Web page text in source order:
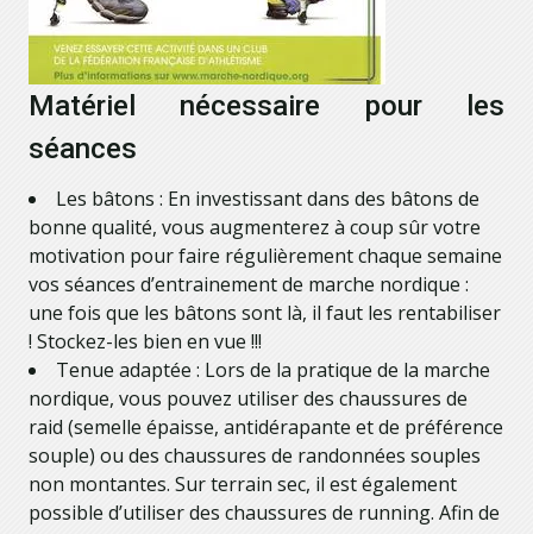
Matériel nécessaire pour les
séances
Les bâtons : En investissant dans des bâtons de
bonne qualité, vous augmenterez à coup sûr votre
motivation pour faire régulièrement chaque semaine
vos séances d’entrainement de marche nordique :
une fois que les bâtons sont là, il faut les rentabiliser
! Stockez-les bien en vue !!!
Tenue adaptée : Lors de la pratique de la marche
nordique, vous pouvez utiliser des chaussures de
raid (semelle épaisse, antidérapante et de préférence
souple) ou des chaussures de randonnées souples
non montantes. Sur terrain sec, il est également
possible d’utiliser des chaussures de running. Afin de